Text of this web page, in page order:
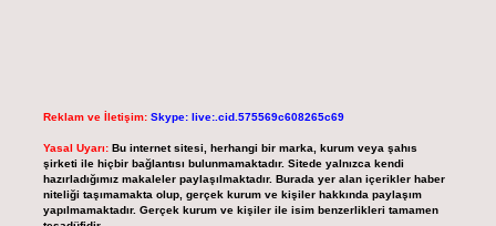
Reklam ve İletişim: Skype: live:.cid.575569c608265c69
Yasal Uyarı: Bu internet sitesi, herhangi bir marka, kurum veya şahıs
şirketi ile hiçbir bağlantısı bulunmamaktadır. Sitede yalnızca kendi
hazırladığımız makaleler paylaşılmaktadır. Burada yer alan içerikler haber
niteliği taşımamakta olup, gerçek kurum ve kişiler hakkında paylaşım
yapılmamaktadır. Gerçek kurum ve kişiler ile isim benzerlikleri tamamen